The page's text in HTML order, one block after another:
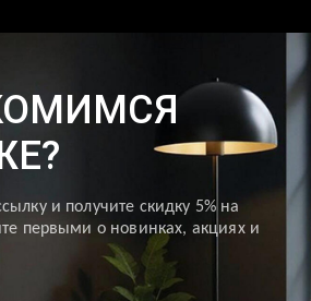
и получите скидку 5% на
первыми о новинках, акциях и